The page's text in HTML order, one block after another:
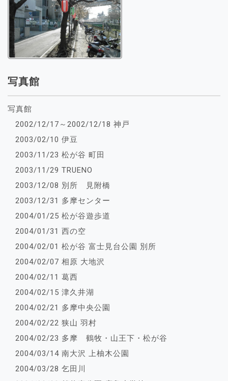
写真館
写真館
2002/12/17～2002/12/18 神戸
2003/02/10 伊豆
2003/11/23 松が谷 町田
2003/11/29 TRUENO
2003/12/08 別所 見附橋
2003/12/31 多摩センター
2004/01/25 松が谷遊歩道
2004/01/31 西の空
2004/02/01 松が谷 富士見台公園 別所
2004/02/07 相原 大地沢
2004/02/11 葛西
2004/02/15 津久井湖
2004/02/21 多摩中央公園
2004/02/22 狭山 羽村
2004/02/23 多摩 鶴牧・山王下・松が谷
2004/03/14 南大沢 上柚木公園
2004/03/28 乞田川